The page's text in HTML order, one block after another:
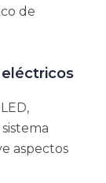
de
aspectos